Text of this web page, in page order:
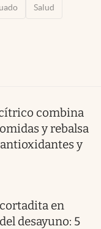
Salud
combina
y rebalsa
y
en
desayuno: 5